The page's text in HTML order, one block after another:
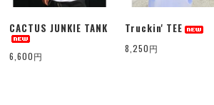
CACTUS JUNKIE TANK
6,600円
Truckin' TEE
8,250円